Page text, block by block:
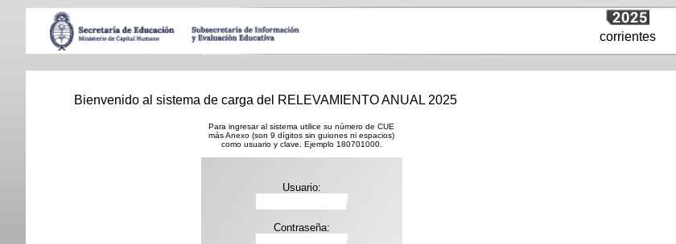
corrientes
Bienvenido al sistema de carga del RELEVAMIENTO ANUAL 2025
Para ingresar al sistema utilice su número de CUE
más Anexo (son 9 dígitos sin guiones ni espacios)
como usuario y clave. Ejemplo 180701000.
Usuario:
Contraseña: